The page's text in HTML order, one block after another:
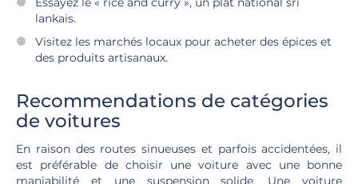
lankais.
Visitez les marchés locaux pour acheter des épices et
des produits artisanaux.
Recommendations de catégories
de voitures
En raison des routes sinueuses et parfois accidentées, il
est préférable de choisir une voiture avec une bonne
maniabilité et une suspension solide. Une voiture